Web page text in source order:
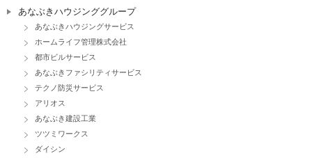
あなぶきハウジンググループ
あなぶきハウジングサービス
ホームライフ管理株式会社
都市ビルサービス
あなぶきファシリティサービス
テクノ防災サービス
アリオス
あなぶき建設工業
ツツミワークス
ダイシン